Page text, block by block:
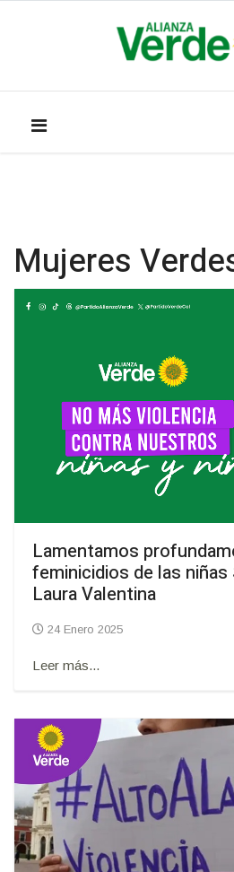
Mujeres
Lamentamos
feminicidios de las niñas
Laura Valentina
24 Enero 2025
Leer más...